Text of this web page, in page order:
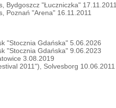
Bydgoszcz "Łuczniczka" 17.11.2011
Poznań "Arena" 16.11.2011
"Stocznia Gdańska" 5.06.2026
"Stocznia Gdańska" 9.06.2023
3.08.2019
2011"), Solvesborg 10.06.2011